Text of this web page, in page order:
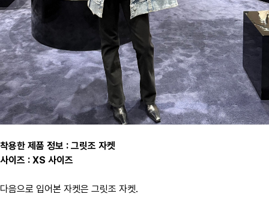
착용한 제품 정보 : 그릿조 자켓
사이즈 : XS 사이즈
다음으로 입어본 자켓은 그릿조 자켓.